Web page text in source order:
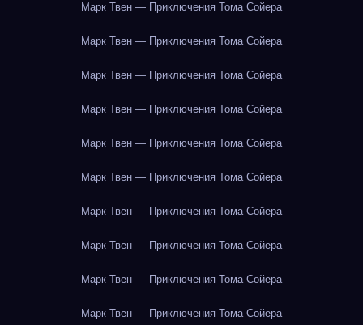
Марк Твен — Приключения Тома Сойера
Марк Твен — Приключения Тома Сойера
Марк Твен — Приключения Тома Сойера
Марк Твен — Приключения Тома Сойера
Марк Твен — Приключения Тома Сойера
Марк Твен — Приключения Тома Сойера
Марк Твен — Приключения Тома Сойера
Марк Твен — Приключения Тома Сойера
Марк Твен — Приключения Тома Сойера
Марк Твен — Приключения Тома Сойера